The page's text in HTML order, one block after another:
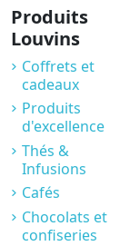
Produits
Louvins
Coffrets et
cadeaux
Produits
d'excellence
Thés &
Infusions
Cafés
Chocolats et
confiseries